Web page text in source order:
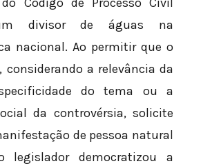
divisor de águas na
nacional. Ao permitir que o
a relevância da
do tema ou a
da controvérsia, solicite
de pessoa natural
legislador democratizou a